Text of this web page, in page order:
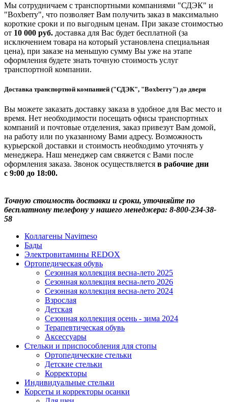
Мы сотрудничаем с транспортными компаниями "СДЭК" и
"Boxberry", что позволяет Вам получить заказ в максимально
короткие сроки и по выгодным ценам. При заказе стоимостью
от 10 000 руб. доставка для Вас будет бесплатной (за
исключением товара на который установлена специальная
цена), при заказе на меньшую сумму Вы уже на этапе
оформления будете знать точную стоимость услуг
транспортной компании.
Доставка транспортной компанией ("СДЭК", "Boxberry") до двери
Вы можете заказать доставку заказа в удобное для Вас место и
время. Нет необходимости посещать офисы транспортных
компаний и почтовые отделения, заказ привезут Вам домой,
на работу или по указанному Вами адресу. Возможность
курьерской доставки и стоимость необходимо уточнять у
менеджера. Наш менеджер сам свяжется с Вами после
оформления заказа. Звонок осуществляется в рабочие дни
с 9:00 до 18:00.
Точную стоимость доставки и сроки, уточняйте по
бесплатному телефону у нашего менеджера: 8-800-234-38-
58
Коллагены Navimeso
Бады
Электровитамины REDOX
Ортопедическая обувь
Сезонная коллекция весна-лето 2025
Сезонная коллекция весна-лето 2026
Сезонная коллекция весна-лето 2024
Взрослая
Детская
Сезонная коллекция осень - зима 2024
Терапевтическая обувь
Аксессуары
Стельки и приспособления для стопы
Ортопедические стельки
Детские стельки
Корректоры
Индивидуальные стельки
Корсеты и корректоры осанки